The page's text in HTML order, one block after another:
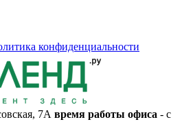
конфиденциальности
7А время работы офиса - с